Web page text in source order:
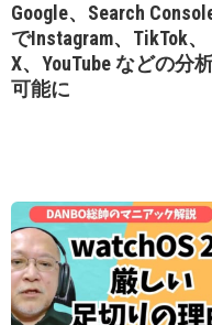
Google、Search
でInstagram、TikTok、
X、YouTube などの分
可能に